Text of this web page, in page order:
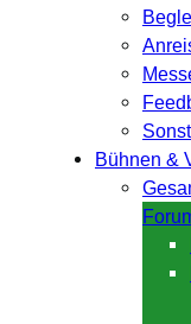
Bühnen &